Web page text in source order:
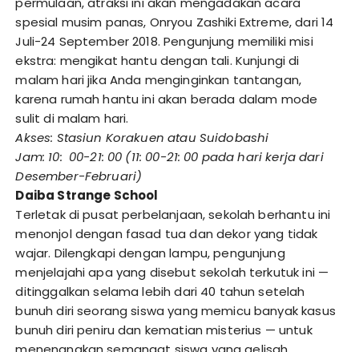
spesial musim panas, Onryou Zashiki Extreme, dari 14
Juli-24 September 2018. Pengunjung memiliki misi
ekstra: mengikat hantu dengan tali. Kunjungi di
malam hari jika Anda menginginkan tantangan,
karena rumah hantu ini akan berada dalam mode
sulit di malam hari.
Akses: Stasiun Korakuen atau Suidobashi
Jam: 10: 00-21: 00 (11: 00-21: 00 pada hari kerja dari
Desember-Februari)
Daiba Strange School
Terletak di pusat perbelanjaan, sekolah berhantu ini
menonjol dengan fasad tua dan dekor yang tidak
wajar. Dilengkapi dengan lampu, pengunjung
menjelajahi apa yang disebut sekolah terkutuk ini —
ditinggalkan selama lebih dari 40 tahun setelah
bunuh diri seorang siswa yang memicu banyak kasus
bunuh diri peniru dan kematian misterius — untuk